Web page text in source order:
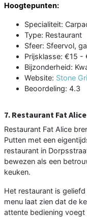
Hoogtepunten:
Specialiteit:
Type: Restaurant
Sfeer: Sfeervol,
Prijsklasse: €15 -
Bijzonderheid:
Website: Stone
Beoordeling: 4.3
7. Restaurant Fat Alice
Restaurant Fat Alice
Putten met een
restaurant in
bewezen als een
keuken.
Het restaurant is
menu laat zien dat de
attente bediening